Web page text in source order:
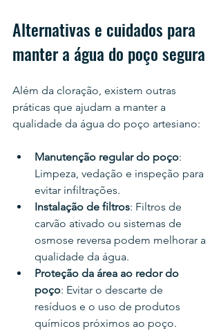
Alternativas e cuidados para
manter a água do poço segura
Além da cloração, existem outras
práticas que ajudam a manter a
qualidade da água do poço artesiano:
Manutenção regular do poço:
Limpeza, vedação e inspeção para
evitar infiltrações.
Instalação de filtros: Filtros de
carvão ativado ou sistemas de
osmose reversa podem melhorar a
qualidade da água.
Proteção da área ao redor do
poço: Evitar o descarte de
resíduos e o uso de produtos
químicos próximos ao poço.